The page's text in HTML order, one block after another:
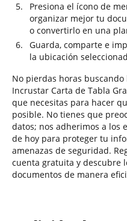
Presiona el ícono de
organizar mejor tu
o convertirlo en una
Guarda, comparte e
la ubicación
No pierdas horas
Incrustar Carta de Tabla
que necesitas para hacer
posible. No tienes que
datos; nos adherimos a los
de hoy para proteger tu
amenazas de seguridad.
cuenta gratuita y descubre
documentos de manera